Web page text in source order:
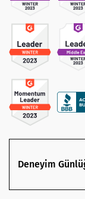
Deneyim